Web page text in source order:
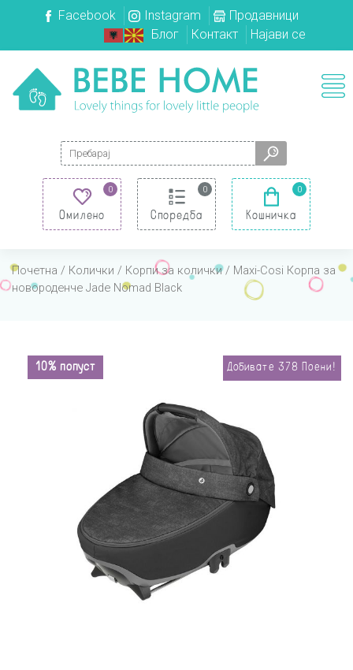
Facebook Instagram
Продавници
Блог
Контакт Најави се
Search for:
0
Омилено
0
Споредба
0
Кошничка
Почетна / Колички / Корпи за колички/ Maxi-Cosi Корпа за
новороденче Jade Nomad Black
10% попуст Добивате 378 Поени!